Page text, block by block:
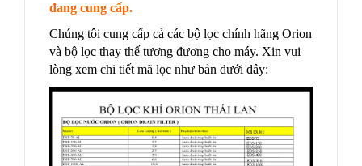
đang cung cấp.
Chúng tôi cung cấp cả các bộ lọc chính hãng Orion
và bộ lọc thay thế tương đương cho máy. Xin vui
lòng xem chi tiết mã lọc như bản dưới đây: